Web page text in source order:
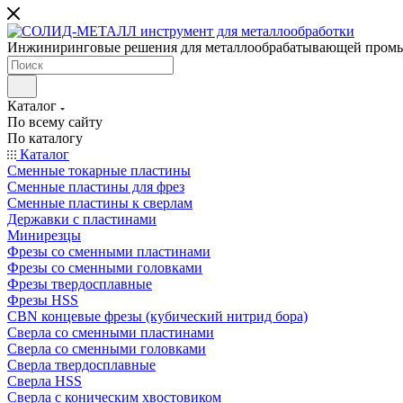
Инжиниринговые решения для металлообрабатывающей
Каталог
По всему сайту
По каталогу
Каталог
Сменные токарные пластины
Сменные пластины для фрез
Сменные пластины к сверлам
Державки с пластинами
Минирезцы
Фрезы со сменными пластинами
Фрезы со сменными головками
Фрезы твердосплавные
Фрезы HSS
CBN концевые фрезы (кубический нитрид бора)
Сверла со сменными пластинами
Сверла со сменными головками
Сверла твердосплавные
Сверла HSS
Сверла с коническим хвостовиком